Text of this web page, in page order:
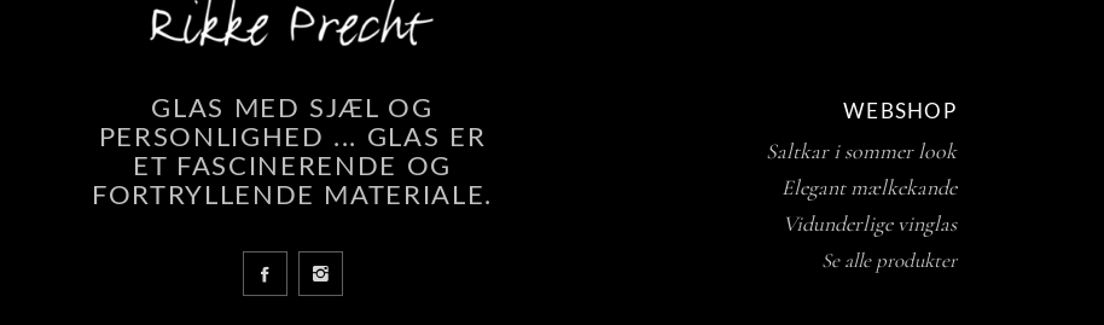
GLAS MED SJÆL OG
PERSONLIGHED ... GLAS ER
ET FASCINERENDE OG
FORTRYLLENDE MATERIALE.
WEBSHOP
Saltkar i sommer look
Elegant mælkekande
Vidunderlige vinglas
Se alle produkter